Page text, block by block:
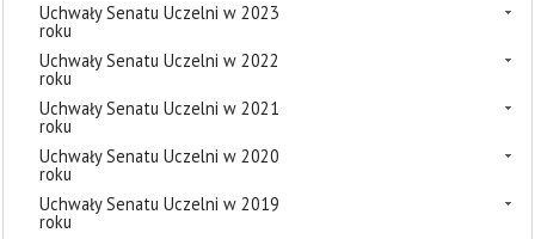
Uchwały Senatu Uczelni w 2023
roku
Uchwały Senatu Uczelni w 2022
roku
Uchwały Senatu Uczelni w 2021
roku
Uchwały Senatu Uczelni w 2020
roku
Uchwały Senatu Uczelni w 2019
roku